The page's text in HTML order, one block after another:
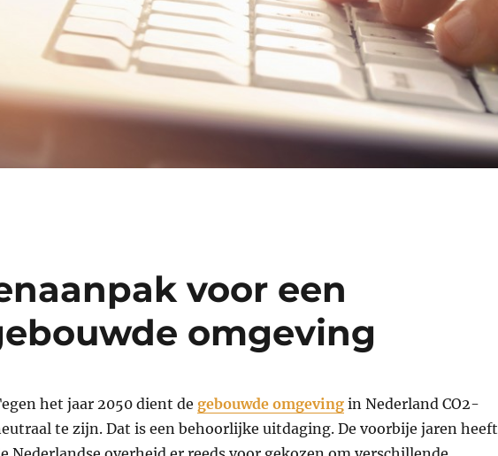
voor een
omgeving
het jaar 2050 dient de gebouwde omgevingin Nederland CO2-
te zijn. Dat is een behoorlijke uitdaging. De voorbije jaren heeft